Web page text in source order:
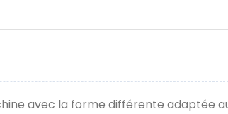
avec la forme différente adaptée